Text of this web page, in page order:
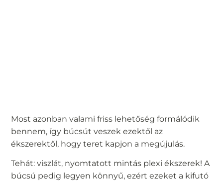
Most azonban valami friss lehetőség formálódik
bennem, így búcsút veszek ezektől az
ékszerektől, hogy teret kapjon a megújulás.
Tehát: viszlát, nyomtatott mintás plexi ékszerek! A
búcsú pedig legyen könnyű, ezért ezeket a kifutó